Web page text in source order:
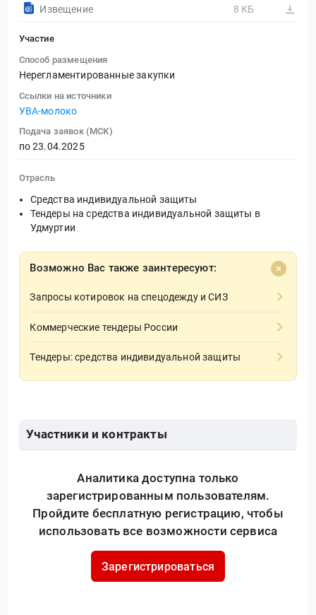
Извещение
8 КБ
Участие
Способ размещения
Нерегламентированные закупки
Ссылки на источники
УВА-молоко
Подача заявок (МСК)
по 23.04.2025
Отрасль
Средства индивидуальной защиты
Тендеры на средства индивидуальной защиты в
Удмуртии
Возможно Вас также заинтересуют:
Запросы котировок на спецодежду и СИЗ
Коммерческие тендеры России
Тендеры: средства индивидуальной защиты
Участники и контракты
Аналитика доступна только
зарегистрированным пользователям.
Пройдите бесплатную регистрацию, чтобы
использовать все возможности сервиса
Зарегистрироваться